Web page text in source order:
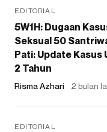
EDITORIAL
5W1H: Dugaan
Seksual 50
Pati: Update Kasus
2 Tahun
Risma Azhari 2 bulan
EDITORIAL